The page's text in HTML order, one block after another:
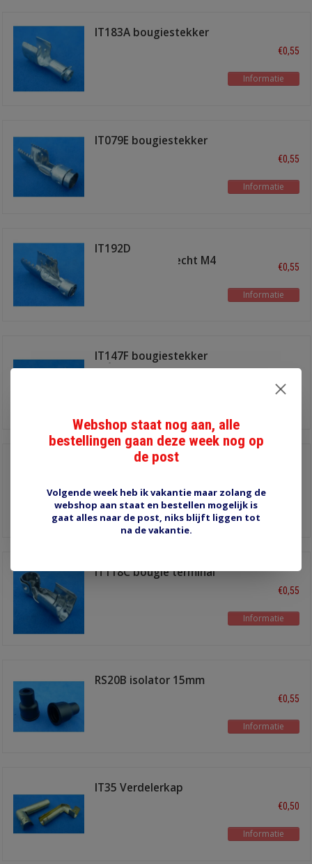
IT183A bougiestekker
€0,55
Informatie
IT079E bougiestekker
€0,55
Informatie
IT192D
bougiestekkerrecht M4
€0,55
Informatie
IT147F bougiestekker
90°
IT153H bougiestekker
Informatie
IT118C bougie terminal
€0,55
Informatie
RS20B isolator 15mm
€0,55
Informatie
IT35 Verdelerkap
€0,50
Informatie
Webshop staat nog aan, alle
bestellingen gaan deze week nog op
de post
Volgende week heb ik vakantie maar zolang de
webshop aan staat en bestellen mogelijk is
gaat alles naar de post, niks blijft liggen tot
na de vakantie.